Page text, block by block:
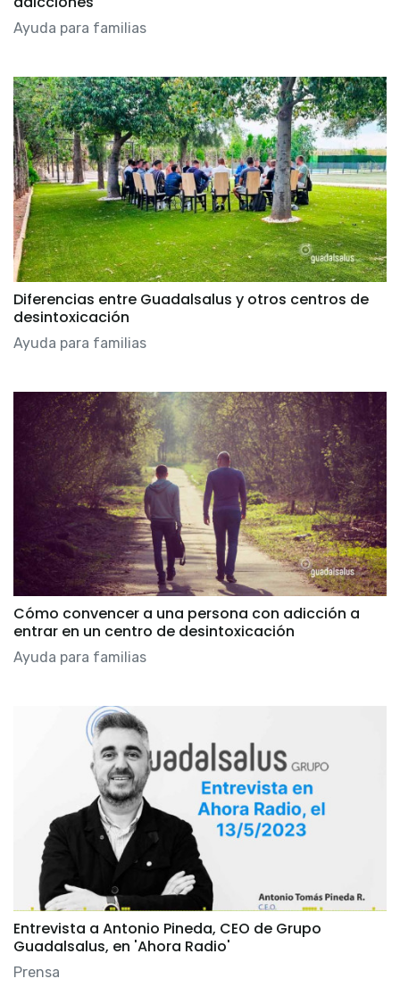
Ayuda para familias
Diferencias entre Guadalsalus y otros centros de
desintoxicación
Ayuda para familias
Cómo convencer a una persona con adicción a
entrar en un centro de desintoxicación
Ayuda para familias
Entrevista a Antonio Pineda, CEO de Grupo
Guadalsalus, en 'Ahora Radio'
Prensa